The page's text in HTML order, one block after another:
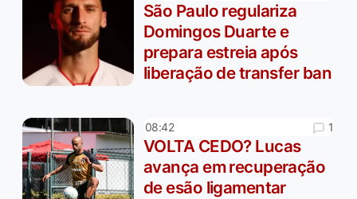
São Paulo regulariza
Domingos Duarte e
prepara estreia após
liberação de transfer ban
08:42 1
VOLTA CEDO? Lucas
avança em recuperação
de esão ligamentar